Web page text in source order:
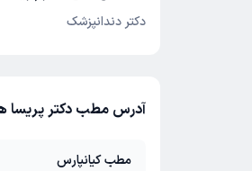
دکتر دندانپزشک
آدرس مطب دکتر پریسا
مطب کیانپارس